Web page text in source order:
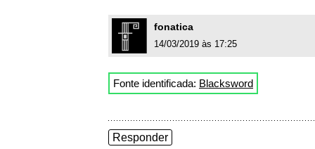
fonatica
14/03/2019 às 17:25
Fonte identificada: Blacksword
Responder